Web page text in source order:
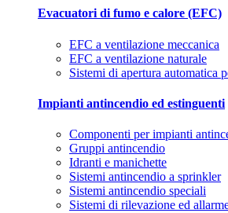
Evacuatori di fumo e calore (EFC)
EFC a ventilazione meccanica
EFC a ventilazione naturale
Sistemi di apertura automatica
Impianti antincendio ed estinguenti
Componenti per impianti
Gruppi antincendio
Idranti e manichette
Sistemi antincendio a sprinkler
Sistemi antincendio speciali
Sistemi di rilevazione ed